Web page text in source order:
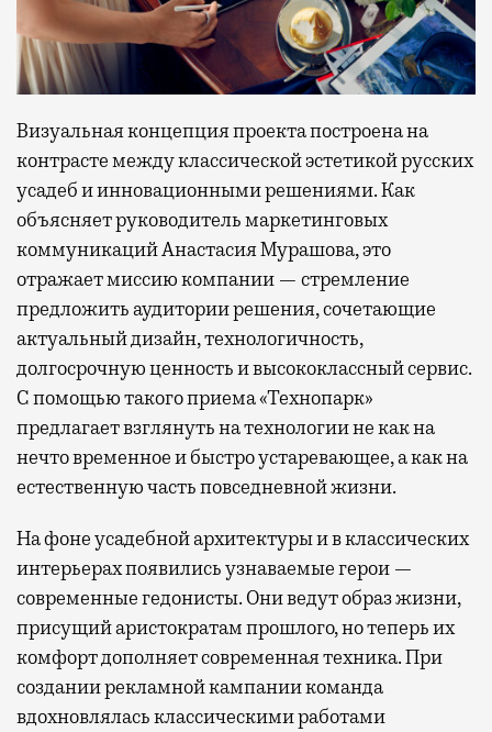
Визуальная концепция проекта построена на
контрасте между классической эстетикой русских
усадеб и инновационными решениями. Как
объясняет руководитель маркетинговых
коммуникаций Анастасия Мурашова, это
отражает миссию компании — стремление
предложить аудитории решения, сочетающие
актуальный дизайн, технологичность,
долгосрочную ценность и высококлассный сервис.
С помощью такого приема «Технопарк»
предлагает взглянуть на технологии не как на
нечто временное и быстро устаревающее, а как на
естественную часть повседневной жизни.
На фоне усадебной архитектуры и в классических
интерьерах появились узнаваемые герои —
современные гедонисты. Они ведут образ жизни,
присущий аристократам прошлого, но теперь их
комфорт дополняет современная техника. При
создании рекламной кампании команда
вдохновлялась классическими работами